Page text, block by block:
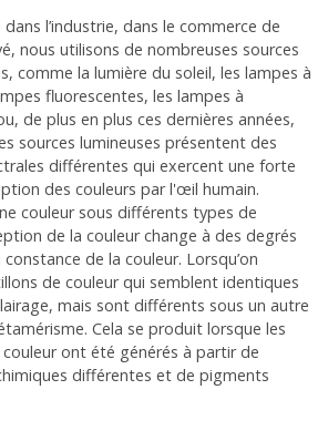
l’industrie, dans le commerce de
nous utilisons de nombreuses sources
comme la lumière du soleil, les lampes à
fluorescentes, les lampes à
de plus en plus ces dernières années,
sources lumineuses présentent des
différentes qui exercent une forte
des couleurs par l'œil humain.
couleur sous différents types de
de la couleur change à des degrés
de la couleur. Lorsqu’on
de couleur qui semblent identiques
mais sont différents sous un autre
Cela se produit lorsque les
ont été générés à partir de
différentes et de pigments